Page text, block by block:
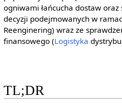
ogniwami łańcucha dostaw
decyzji podejmowanych w
Reenginering) wraz ze
finansowego (Logistyka
TL;DR